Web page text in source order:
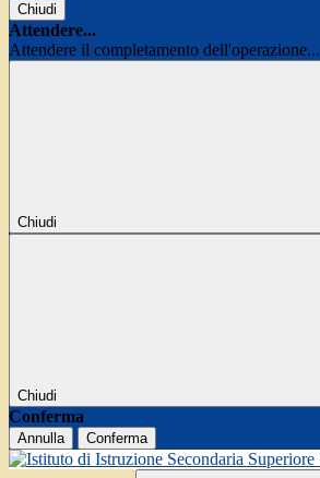
Chiudi
Attendere...
Attendere il completamento dell'operazione...
Chiudi
Chiudi
Conferma
Annulla Conferma